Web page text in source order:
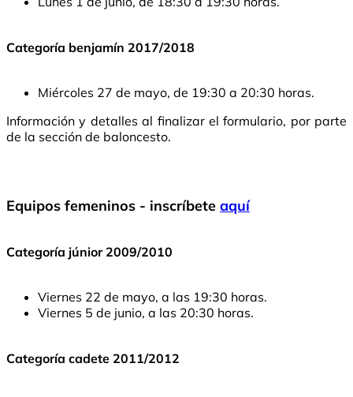
Categoría benjamín 2017/2018
Miércoles 27 de mayo, de 19:30 a 20:30 horas.
Información y detalles al finalizar el formulario, por parte
de la sección de baloncesto.
Equipos femeninos - inscríbete aquí
Categoría júnior 2009/2010
Viernes 22 de mayo, a las 19:30 horas.
Viernes 5 de junio, a las 20:30 horas.
Categoría cadete 2011/2012